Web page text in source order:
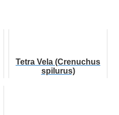
Tetra Vela (Crenuchus
spilurus)